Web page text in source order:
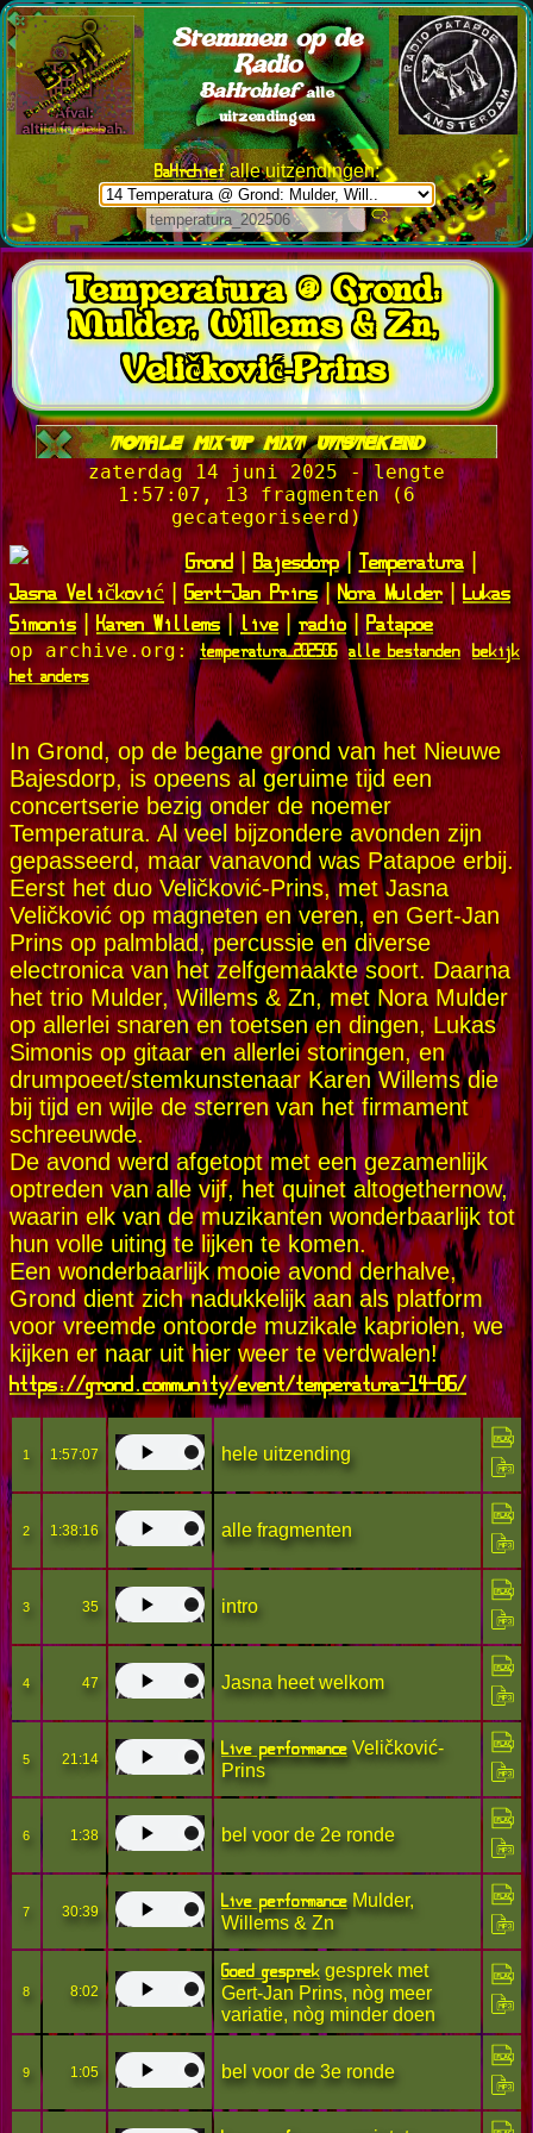
Stemmen op de
Radio
BaHrchief alle
uitzendingen
BaHrchiefalle uitzendingen:
Temperatura @ Grond:
Mulder, Willems & Zn,
Veličković-Prins
totale mix-up mixt uitstekend
zaterdag 14 juni 2025 - lengte
1:57:07, 13 fragmenten (6
gecategoriseerd)
Grond|Bajesdorp|Temperatura|
Jasna Veličković | Gert-Jan Prins|Nora Mulder|Lukas
Simonis| Karen Willems|live|radio|Patapoe
op archive.org:temperatura_202506 alle bestanden bekijk
het anders
In Grond, op de begane grond van het Nieuwe
Bajesdorp, is opeens al geruime tijd een
concertserie bezig onder de noemer
Temperatura. Al veel bijzondere avonden zijn
gepasseerd, maar vanavond was Patapoe erbij.
Eerst het duo Veličković-Prins, met Jasna
Veličković op magneten en veren, en Gert-Jan
Prins op palmblad, percussie en diverse
electronica van het zelfgemaakte soort. Daarna
het trio Mulder, Willems & Zn, met Nora Mulder
op allerlei snaren en toetsen en dingen, Lukas
Simonis op gitaar en allerlei storingen, en
drumpoeet/stemkunstenaar Karen Willems die
bij tijd en wijle de sterren van het firmament
schreeuwde.
De avond werd afgetopt met een gezamenlijk
optreden van alle vijf, het quinet altogethernow,
waarin elk van de muzikanten wonderbaarlijk tot
hun volle uiting te lijken te komen.
Een wonderbaarlijk mooie avond derhalve,
Grond dient zich nadukkelijk aan als platform
voor vreemde ontoorde muzikale kapriolen, we
kijken er naar uit hier weer te verdwalen!
https://grond.community/event/temperatura-14-06/
1 1:57:07 hele uitzending
2 1:38:16 alle fragmenten
3 35 intro
4 47 Jasna heet welkom
5 21:14 Live performanceVeličković-
Prins
6 1:38 bel voor de 2e ronde
7 30:39 Live performanceMulder,
Willems & Zn
8 8:02
Goed gesprek gesprek met
Gert-Jan Prins, nòg meer
variatie, nòg minder doen
9 1:05 bel voor de 3e ronde